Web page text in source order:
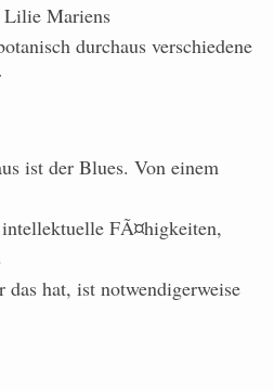
Mariens
durchaus verschiedene
ist der Blues. Von einem
FÃ¤higkeiten,
das hat, ist notwendigerweise